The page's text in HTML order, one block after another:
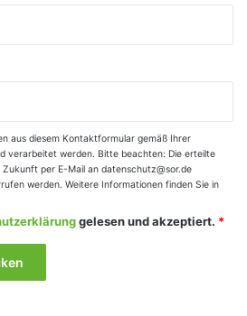
aus diesem Kontaktformular gemäß Ihrer
verarbeitet werden. Bitte beachten: Die erteilte
per E-Mail an datenschutz@sor.de
werden. Weitere Informationen finden Sie in
gelesen und akzeptiert. *